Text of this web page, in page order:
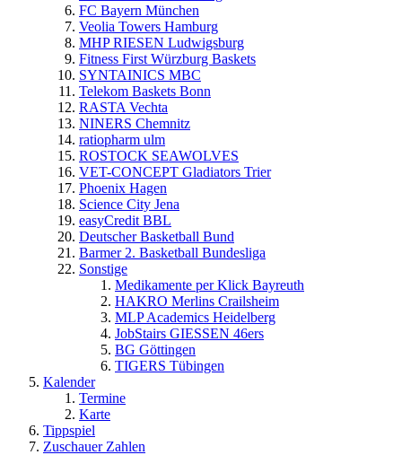
FC Bayern München
Veolia Towers Hamburg
MHP RIESEN Ludwigsburg
Fitness First Würzburg Baskets
SYNTAINICS MBC
Telekom Baskets Bonn
RASTA Vechta
NINERS Chemnitz
ratiopharm ulm
ROSTOCK SEAWOLVES
VET-CONCEPT Gladiators Trier
Phoenix Hagen
Science City Jena
easyCredit BBL
Deutscher Basketball Bund
Barmer 2. Basketball Bundesliga
Sonstige
Medikamente per Klick Bayreuth
HAKRO Merlins Crailsheim
MLP Academics Heidelberg
JobStairs GIESSEN 46ers
BG Göttingen
TIGERS Tübingen
Kalender
Termine
Karte
Tippspiel
Zuschauer Zahlen